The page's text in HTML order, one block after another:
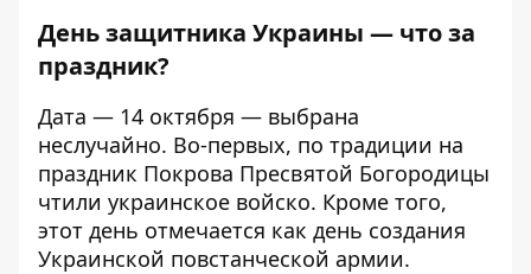
День защитника Украины — что за
праздник?
Дата — 14 октября — выбрана
неслучайно. Во-первых, по традиции на
праздник Покрова Пресвятой Богородицы
чтили украинское войско. Кроме того,
этот день отмечается как день создания
Украинской повстанческой армии.